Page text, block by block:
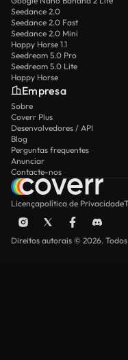
Seedance 2.0
Seedance 2.0 Fast
Seedance 2.0 Mini
Happy Horse 1.1
Seedream 5.0 Pro
Seedream 5.0 Lite
Happy Horse
Empresa
Sobre
Coverr Plus
Desenvolvedores / API
Blog
Perguntas frequentes
Anunciar
Contacte-nos
Licençapolítica de Privacidade
Direitos autorais © 2026.